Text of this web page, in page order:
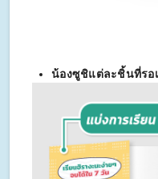
น้องซูชิแต่ละชิ้นที่รอ